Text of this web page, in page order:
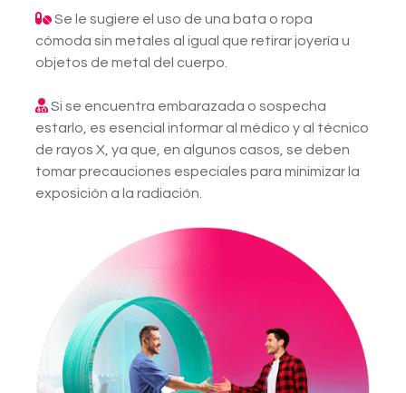
Se le sugiere el uso de una bata o ropa
cómoda sin metales al igual que retirar joyería u
objetos de metal del cuerpo.
Si se encuentra embarazada o sospecha
estarlo, es esencial informar al médico y al técnico
de rayos X, ya que, en algunos casos, se deben
tomar precauciones especiales para minimizar la
exposición a la radiación.